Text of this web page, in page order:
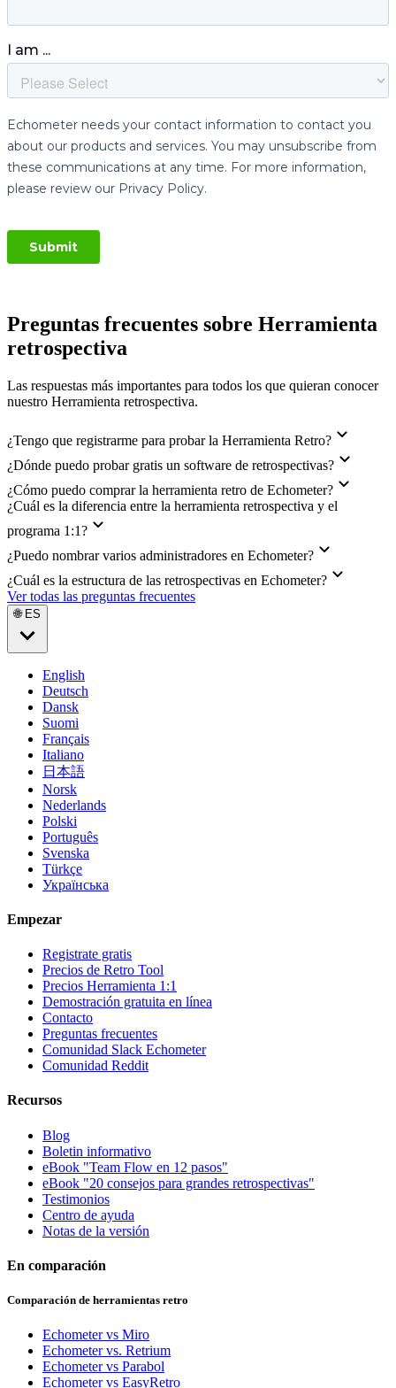
Preguntas frecuentes sobre Herramienta
retrospectiva
Las respuestas más importantes para todos los que quieran conocer
nuestro Herramienta retrospectiva.
¿Tengo que registrarme para probar la Herramienta Retro?
¿Dónde puedo probar gratis un software de retrospectivas?
¿Cómo puedo comprar la herramienta retro de Echometer?
¿Cuál es la diferencia entre la herramienta retrospectiva y el
programa 1:1?
¿Puedo nombrar varios administradores en Echometer?
¿Cuál es la estructura de las retrospectivas en Echometer?
Ver todas las preguntas frecuentes
🌐 ES
English
Deutsch
Dansk
Suomi
Français
Italiano
日本語
Norsk
Nederlands
Polski
Português
Svenska
Türkçe
Українська
Empezar
Registrate gratis
Precios de Retro Tool
Precios Herramienta 1:1
Demostración gratuita en línea
Contacto
Preguntas frecuentes
Comunidad Slack Echometer
Comunidad Reddit
Recursos
Blog
Boletin informativo
eBook "Team Flow en 12 pasos"
eBook "20 consejos para grandes retrospectivas"
Testimonios
Centro de ayuda
Notas de la versión
En comparación
Comparación de herramientas retro
Echometer vs Miro
Echometer vs. Retrium
Echometer vs Parabol
Echometer vs EasyRetro